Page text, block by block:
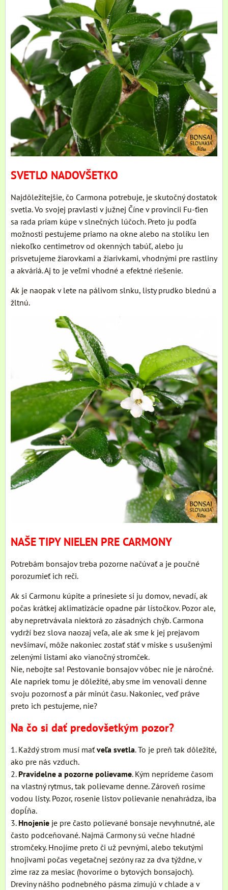
SVETLO NADOVŠETKO
Najdôležitejšie, čo Carmona potrebuje, je skutočný dostatok
svetla. Vo svojej pravlasti v južnej Číne v provincii Fu-ťien
sa rada priam kúpe v slnečných lúčoch. Preto ju podľa
možnosti pestujeme priamo na okne alebo na stolíku len
niekoľko centimetrov od okenných tabúľ, alebo ju
prisvetujeme žiarovkami a žiarivkami, vhodnými pre rastliny
a akváriá. Aj to je veľmi vhodné a efektné riešenie.
Ak je naopak v lete na pálivom slnku, listy prudko blednú a
žltnú.
NAŠE TIPY NIELEN PRE CARMONY
Potrebám bonsajov treba pozorne načúvať a je poučné
porozumieť ich reči.
Ak si Carmonu kúpite a prinesiete si ju domov, nevadí, ak
počas krátkej aklimatizácie opadne pár lístočkov. Pozor ale,
aby nepretrvávala niektorá zo zásadných chýb. Carmona
vydrží bez slova naozaj veľa, ale ak sme k jej prejavom
nevšímaví, môže nakoniec zostať stáť v miske s usušenými
zelenými listami ako vianočný stromček.
Nie, nebojte sa! Pestovanie bonsajov vôbec nie je náročné.
Ale napriek tomu je dôležité, aby sme im venovali denne
svoju pozornosť a pár minút času. Nakoniec, veď práve
preto ich pestujeme, nie?
Na čo si dať predovšetkým pozor?
1. Každý strom musí mať veľa svetla. To je preň tak dôležité,
ako pre nás vzduch.
2. Pravidelne a pozorne polievame. Kým neprídeme časom
na vlastný rytmus, tak polievame denne. Zároveň rosíme
vodou listy. Pozor, rosenie listov polievanie nenahrádza, iba
dopĺňa.
3. Hnojenie je pre často polievané bonsaje nevyhnutné, ale
často podceňované. Najmä Carmony sú večne hladné
stromčeky. Hnojíme preto či už pevnými, alebo tekutými
hnojivami počas vegetačnej sezóny raz za dva týždne, v
zime raz za mesiac (hovoríme o bytových bonsajoch).
Dreviny nášho podnebného pásma zimujú v chlade a v